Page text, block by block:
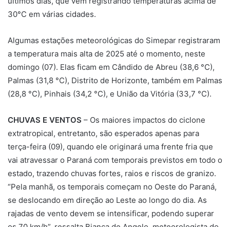
30°C em várias cidades.
Algumas estações meteorológicas do Simepar registraram
a temperatura mais alta de 2025 até o momento, neste
domingo (07). Elas ficam em Cândido de Abreu (38,6 °C),
Palmas (31,8 °C), Distrito de Horizonte, também em Palmas
(28,8 °C), Pinhais (34,2 °C), e União da Vitória (33,7 °C).
CHUVAS E VENTOS – Os maiores impactos do ciclone
extratropical, entretanto, são esperados apenas para
terça-feira (09), quando ele originará uma frente fria que
vai atravessar o Paraná com temporais previstos em todo o
estado, trazendo chuvas fortes, raios e riscos de granizo.
“Pela manhã, os temporais começam no Oeste do Paraná,
se deslocando em direção ao Leste ao longo do dia. As
rajadas de vento devem se intensificar, podendo superar